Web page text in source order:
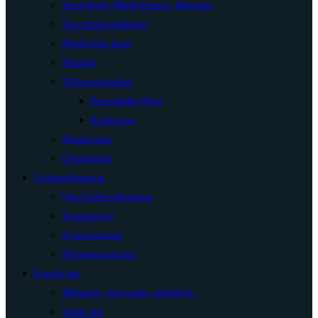
Soul-Body-Mind-Energy Massage
Fasciabehandlingar
Medicinsk laser
Healing
Tilläggstekniker
Essentiella Oljor
Koppning
Homeopati
Örtmedicin
Undersökningar
Om Undersökningar
Kinesiologi
Zytoscanning
Näringsscanning
Kreativitet
Målande, skrivande, trädgård..
Vedic Art